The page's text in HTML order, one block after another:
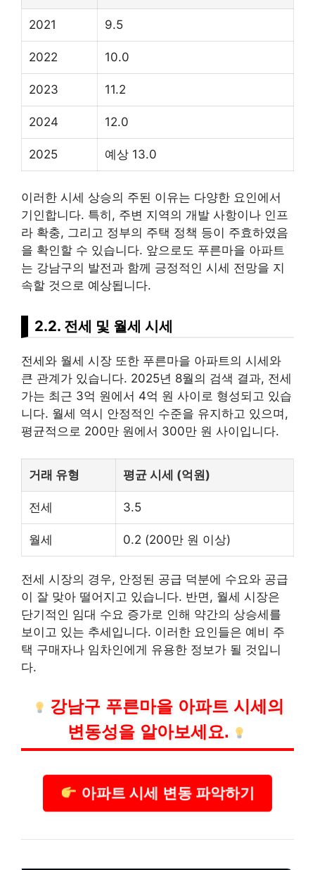
2021 9.5
2022 10.0
2023 11.2
2024 12.0
2025 예상 13.0
이러한 시세 상승의 주된 이유는 다양한 요인에서
기인합니다. 특히, 주변 지역의 개발 사항이나 인프
라 확충, 그리고 정부의 주택 정책 등이 주효하였음
을 확인할 수 있습니다. 앞으로도 푸른마을 아파트
는 강남구의 발전과 함께 긍정적인 시세 전망을 지
속할 것으로 예상됩니다.
2.2. 전세 및 월세 시세
전세와 월세 시장 또한 푸른마을 아파트의 시세와
큰 관계가 있습니다. 2025년 8월의 검색 결과, 전세
가는 최근 3억 원에서 4억 원 사이로 형성되고 있습
니다. 월세 역시 안정적인 수준을 유지하고 있으며,
평균적으로 200만 원에서 300만 원 사이입니다.
거래 유형 평균 시세 (억원)
전세 3.5
월세 0.2 (200만 원 이상)
전세 시장의 경우, 안정된 공급 덕분에 수요와 공급
이 잘 맞아 떨어지고 있습니다. 반면, 월세 시장은
단기적인 임대 수요 증가로 인해 약간의 상승세를
보이고 있는 추세입니다. 이러한 요인들은 예비 주
택 구매자나 임차인에게 유용한 정보가 될 것입니
다.
강남구 푸른마을 아파트 시세의
변동성을 알아보세요.
아파트 시세 변동 파악하기